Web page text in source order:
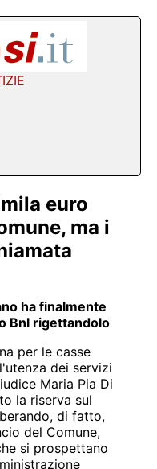
euro
ma i
ha finalmente
Bnl rigettandolo
per le casse
dei servizi
Maria Pia Di
la riserva sul
di fatto,
del Comune,
si prospettano